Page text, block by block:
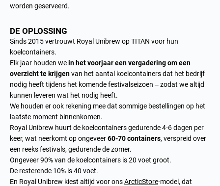
worden geserveerd.
DE OPLOSSING
Sinds 2015 vertrouwt Royal Unibrew op TITAN voor hun
koelcontainers.
Elk jaar houden wein het voorjaar een vergadering om een
overzicht te krijgenvan het aantal koelcontainers dat het bedrijf
nodig heeft tijdens het komende festivalseizoen – zodat we altijd
kunnen leveren wat het nodig heeft.
We houden er ook rekening mee dat sommige bestellingen op het
laatste moment binnenkomen.
Royal Unibrew huurt de koelcontainers gedurende 4-6 dagen per
keer, wat neerkomt op ongeveer60-70 containers, verspreid over
een reeks festivals, gedurende de zomer.
Ongeveer 90% van de koelcontainers is 20 voet groot.
De resterende 10% is 40 voet.
En Royal Unibrew kiest altijd voor onsArcticStore-model, dat